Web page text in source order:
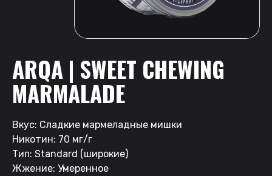
ARQA | SWEET CHEWING
MARMALADE
Вкус: Сладкие мармеладные мишки
Никотин: 70 мг/г
Тип: Standard (широкие)
Жжение: Умеренное